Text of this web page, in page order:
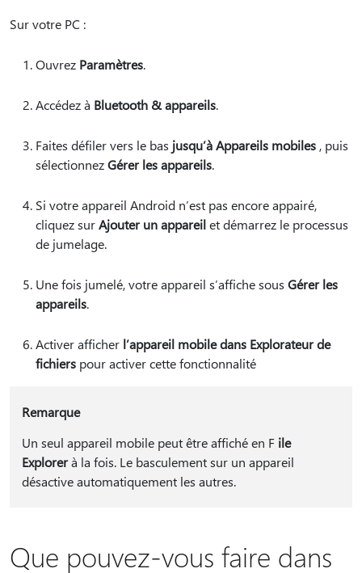
Sur votre PC :
Ouvrez Paramètres.
Accédez à Bluetooth & appareils.
Faites défiler vers le bas jusqu’à Appareils mobiles , puis
sélectionnezGérer les appareils.
Si votre appareil Android n’est pas encore appairé,
cliquez surAjouter un appareilet démarrez le processus
de jumelage.
Une fois jumelé, votre appareil s’affiche sous Gérer les
appareils.
Activer afficher l’appareil mobile dans Explorateur de
fichiers pour activer cette fonctionnalité
Remarque
Un seul appareil mobile peut être affiché en F ile
Explorerà la fois. Le basculement sur un appareil
désactive automatiquement les autres.
Que pouvez-vous faire dans